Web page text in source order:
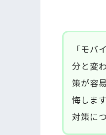
「モバ
分と変
策が容
悔しま
対策に